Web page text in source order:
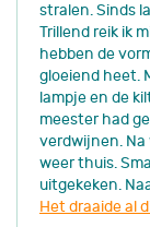
stralen. Sinds
Trillend reik ik
hebben de
gloeiend heet.
lampje en de
meester had
verdwijnen. Na
weer thuis.
uitgekeken.
Het draaide al